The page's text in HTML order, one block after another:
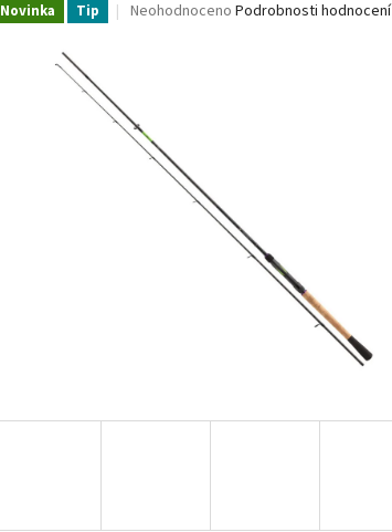
Bižutérie-dravci
Nafukovací čluny a Belly Boaty
Novinka Tip
Průměrné
z
5
hvězdiček.
Neohodnoceno Podrobnosti hodnocení